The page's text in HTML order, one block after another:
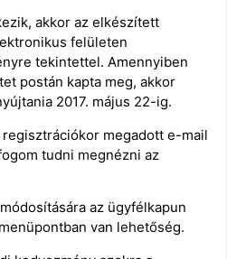
akkor az elkészített
felületen
tekintettel. Amennyiben
postán kapta meg, akkor
2017. május 22-ig.
regisztrációkor megadott e-mail
tudni megnézni az
az ügyfélkapun
van lehetőség.